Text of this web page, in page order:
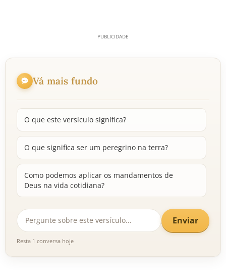
Vá mais fundo
O que este versículo significa?
O que significa ser um peregrino na terra?
Como podemos aplicar os mandamentos de
Deus na vida cotidiana?
Enviar
Resta 1 conversa hoje